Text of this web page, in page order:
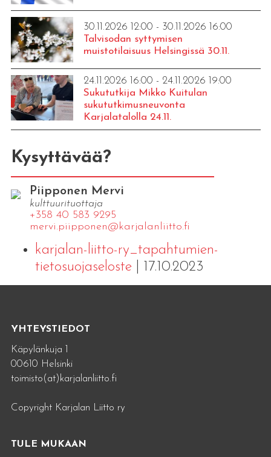
30.11.2026 12:00 - 30.11.2026 16:00
Talvisodan syttymisen
muistotilaisuus Helsingissä 30.11.
24.11.2026 16:00 - 24.11.2026 19:00
Sukututkija Mikko Kuitulan
sukututkimusneuvonta
Karjalatalolla 24.11.
Kysyttävää?
Piipponen Mervi
kulttuurituottaja
+358 40 583 9295
mervi.​piipponen@​kar​jala​nlii​tto.​fi
karjalan-liitto-ry_tapahtumien-
tietosuojaseloste| 17.10.2023
YHTEYSTIEDOT
Käpylänkuja 1
00610 Helsinki
toimisto(at)karjalanliitto.fi
Copyright Karjalan Liitto ry
TULE MUKAAN